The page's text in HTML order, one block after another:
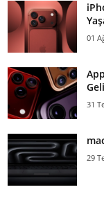
01
31
29